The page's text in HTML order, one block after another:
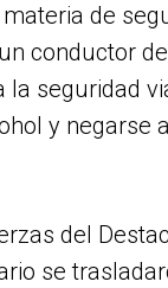
de
conductor
seguridad
y negarse
del
se